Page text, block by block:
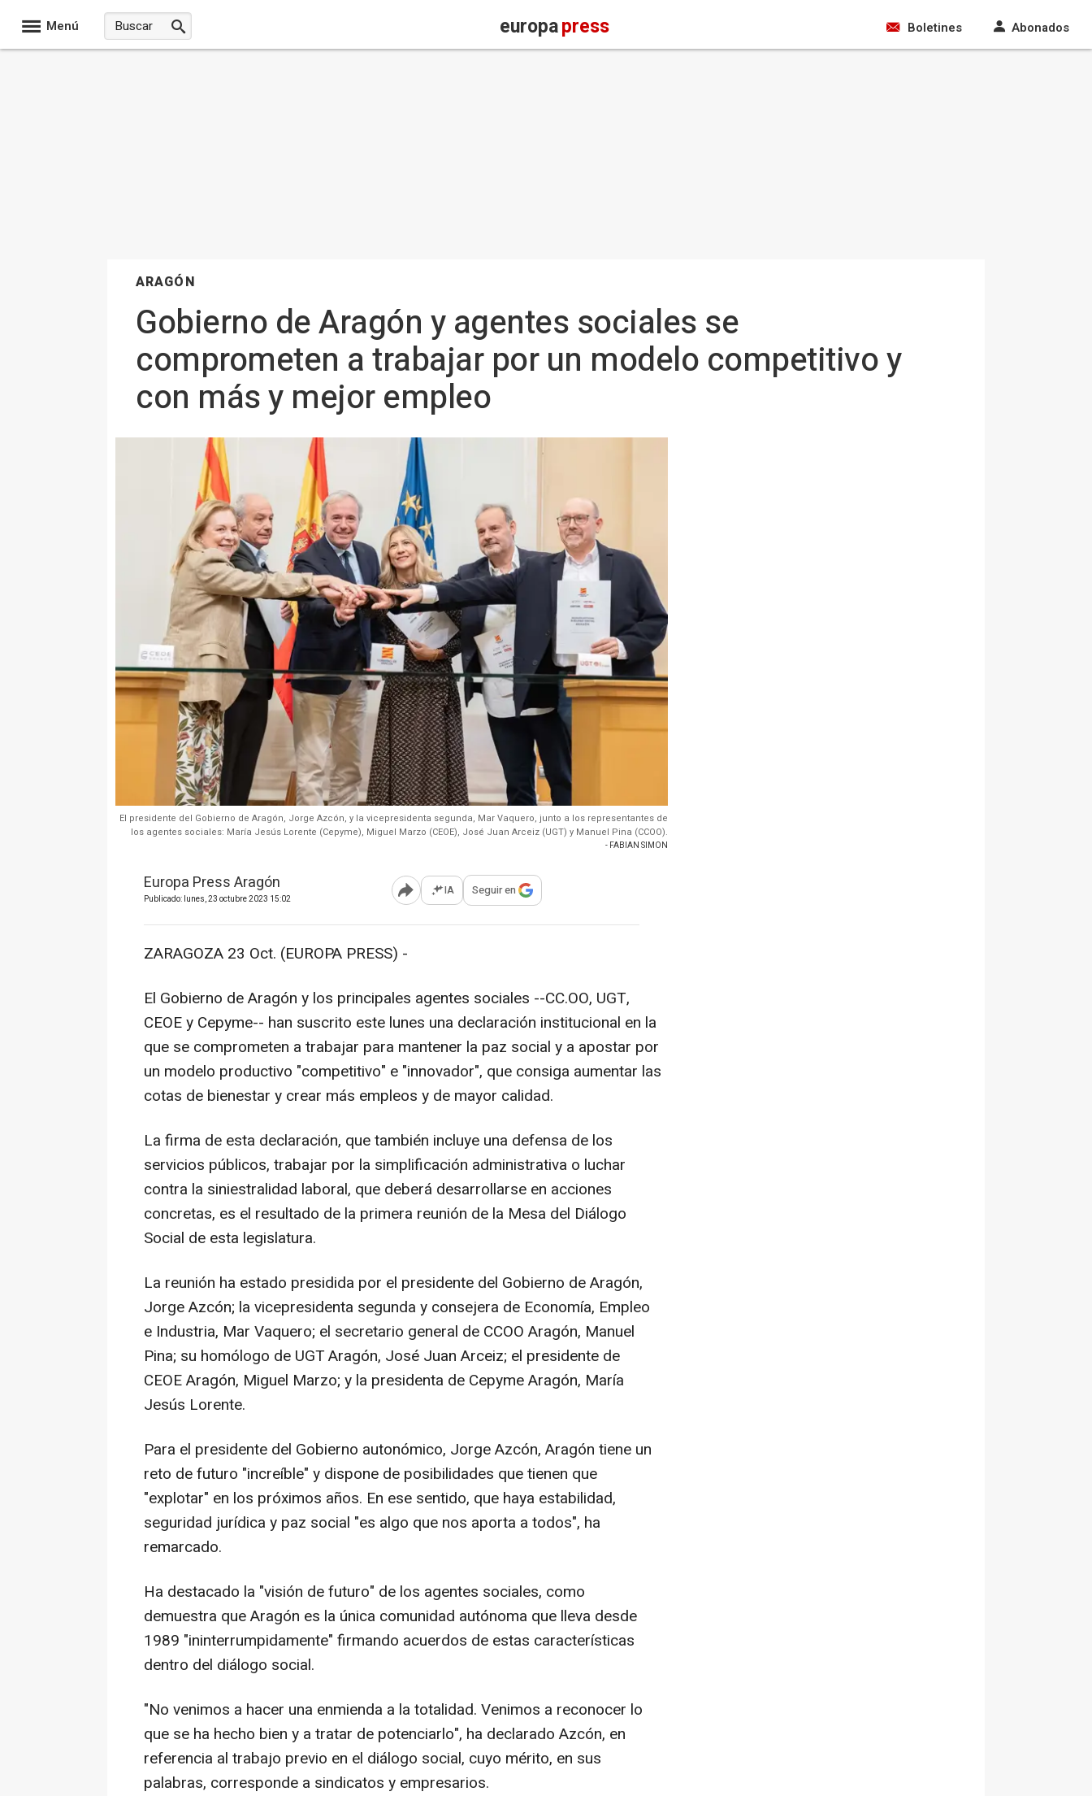
Menú europapress Boletines Abonados
ARAGÓN
Gobierno de Aragón y agentes sociales se
comprometen a trabajar por un modelo competitivo y
con más y mejor empleo
El presidente del Gobierno de Aragón, Jorge Azcón, y la vicepresidenta segunda, Mar Vaquero, junto a los representantes de
los agentes sociales: María Jesús Lorente (Cepyme), Miguel Marzo (CEOE), José Juan Arceiz (UGT) y Manuel Pina (CCOO).
- FABIAN SIMON
Europa Press Aragón
Publicado: lunes, 23 octubre 2023 15:02 Abrir opciones para compartir
IA Seguir en
ZARAGOZA 23 Oct. (EUROPA PRESS) -
El Gobierno de Aragón y los principales agentes sociales --CC.OO, UGT,
CEOE y Cepyme-- han suscrito este lunes una declaración institucional en la
que se comprometen a trabajar para mantener la paz social y a apostar por
un modelo productivo "competitivo" e "innovador", que consiga aumentar las
cotas de bienestar y crear más empleos y de mayor calidad.
La firma de esta declaración, que también incluye una defensa de los
servicios públicos, trabajar por la simplificación administrativa o luchar
contra la siniestralidad laboral, que deberá desarrollarse en acciones
concretas, es el resultado de la primera reunión de la Mesa del Diálogo
Social de esta legislatura.
La reunión ha estado presidida por el presidente del Gobierno de Aragón,
Jorge Azcón; la vicepresidenta segunda y consejera de Economía, Empleo
e Industria, Mar Vaquero; el secretario general de CCOO Aragón, Manuel
Pina; su homólogo de UGT Aragón, José Juan Arceiz; el presidente de
CEOE Aragón, Miguel Marzo; y la presidenta de Cepyme Aragón, María
Jesús Lorente.
Para el presidente del Gobierno autonómico, Jorge Azcón, Aragón tiene un
reto de futuro "increíble" y dispone de posibilidades que tienen que
"explotar" en los próximos años. En ese sentido, que haya estabilidad,
seguridad jurídica y paz social "es algo que nos aporta a todos", ha
remarcado.
Ha destacado la "visión de futuro" de los agentes sociales, como
demuestra que Aragón es la única comunidad autónoma que lleva desde
1989 "ininterrumpidamente" firmando acuerdos de estas características
dentro del diálogo social.
"No venimos a hacer una enmienda a la totalidad. Venimos a reconocer lo
que se ha hecho bien y a tratar de potenciarlo", ha declarado Azcón, en
referencia al trabajo previo en el diálogo social, cuyo mérito, en sus
palabras, corresponde a sindicatos y empresarios.